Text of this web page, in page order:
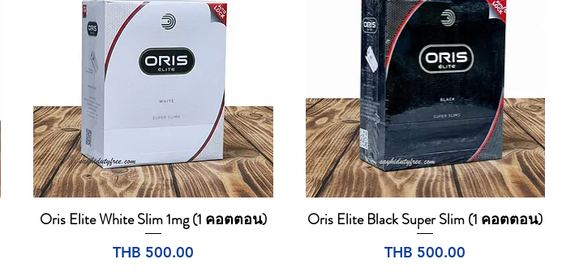
Quick View
Oris Elite White Slim 1mg (1 คอตตอน)
Price
THB 500.00
Quick View
Oris Elite Black Super Slim (1 คอตตอน)
Price
THB 500.00